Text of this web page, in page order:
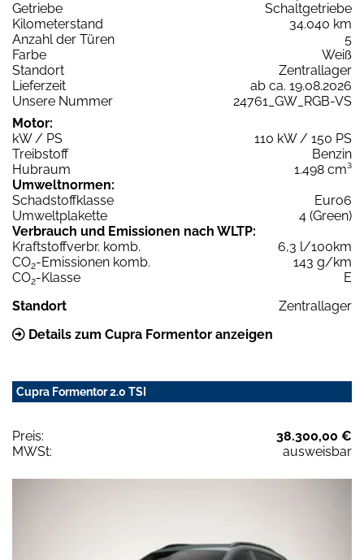
Getriebe
Schaltgetriebe
Kilometerstand
34.040 km
Anzahl der Türen
5
Farbe
Weiß
Standort
Zentrallager
Lieferzeit
ab ca. 19.08.2026
Unsere Nummer
24761_GW_RGB-VS
Motor:
kW / PS
110 kW / 150 PS
Treibstoff
Benzin
Hubraum
1.498 cm³
Umweltnormen:
Schadstoffklasse
Euro6
Umweltplakette
4 (Green)
Verbrauch und Emissionen nach WLTP:
Kraftstoffverbr. komb.
6,3 l/100km
CO2-Emissionen komb.
143 g/km
CO2-Klasse
E
Standort
Zentrallager
Details zum Cupra Formentor anzeigen
Cupra Formentor 2.0 TSI
Preis:
38.300,00 €
MWSt:
ausweisbar